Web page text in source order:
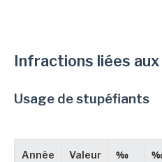
Infractions liées
Usage de stupéfiants
Année Valeur ‰
‰